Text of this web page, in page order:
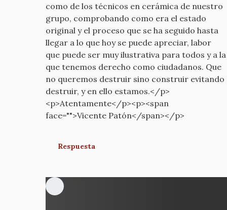
como de los técnicos en cerámica de nuestro
grupo, comprobando como era el estado
original y el proceso que se ha seguido hasta
llegar a lo que hoy se puede apreciar, labor
que puede ser muy ilustrativa para todos y a la
que tenemos derecho como ciudadanos. Que
no queremos destruir sino construir evitando
destruir, y en ello estamos.</p>
<p>Atentamente</p><p><span
face="">Vicente Patón</span></p>
Respuesta